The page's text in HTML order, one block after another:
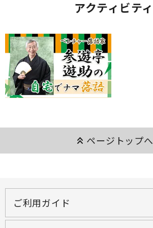
アクティビティ
keyboard_double_arrow_up ページトップへ
ご利用ガイド